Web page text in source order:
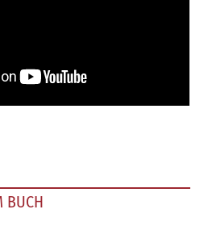
BUCH